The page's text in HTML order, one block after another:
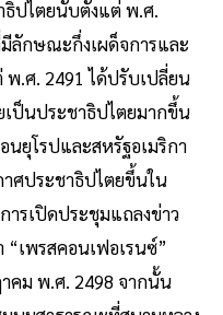
ธิปไตยนับตั้งแต่ พ.ศ.
ลักษณะกึ่งเผด็จการและ
พ.ศ. 2491 ได้ปรับเปลี่ยน
ป็นประชาธิปไตยมากขึ้น
นยุโรปและสหรัฐอเมริกา
าศประชาธิปไตยขึ้นใน
ารเปิดประชุมแถลงข่าว
เพรสคอนเฟอเรนซ์”
คม พ.ศ. 2498 จากนั้น